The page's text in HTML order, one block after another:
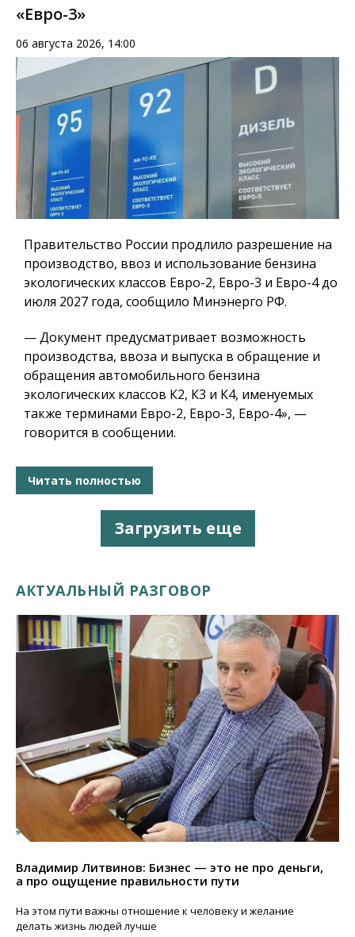
«Евро-3»
06 августа 2026, 14:00
Правительство России продлило разрешение на
производство, ввоз и использование бензина
экологических классов Евро-2, Евро-3 и Евро-4 до
июля 2027 года, сообщило Минэнерго РФ.
— Документ предусматривает возможность
производства, ввоза и выпуска в обращение и
обращения автомобильного бензина
экологических классов К2, К3 и К4, именуемых
также терминами Евро-2, Евро-3, Евро-4», —
говорится в сообщении.
Читать полностью
Загрузить еще
АКТУАЛЬНЫЙ РАЗГОВОР
Владимир Литвинов: Бизнес — это не про деньги,
а про ощущение правильности пути
На этом пути важны отношение к человеку и желание
делать жизнь людей лучше